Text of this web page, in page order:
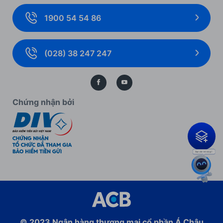
Giải pháp thanh toán
Thẻ doanh nghiệp
Bảo lãnh
Ưu đãi khách hàng doanh nghiệp
Biểu mẫu, biểu phí cá nhân
Biểu mẫu, biểu phí doanh nghiệp
Kiến thức ngân hàng
Bảo vệ dữ liệu cá nhân
1900 54 54 86
(028) 38 247 247
Chứng nhận bởi